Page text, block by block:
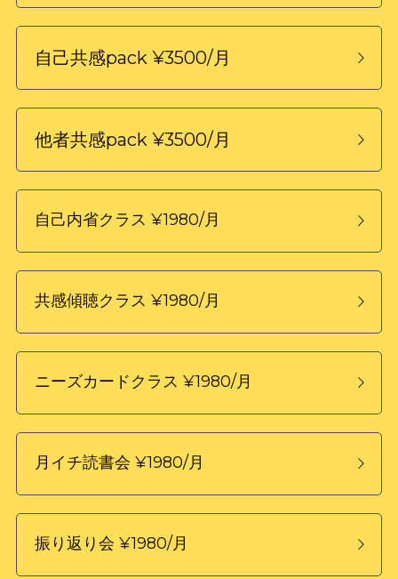
自己共感pack ¥3500/月
他者共感pack ¥3500/月
自己内省クラス ¥1980/月
共感傾聴クラス ¥1980/月
ニーズカードクラス ¥1980/月
月イチ読書会 ¥1980/月
振り返り会 ¥1980/月